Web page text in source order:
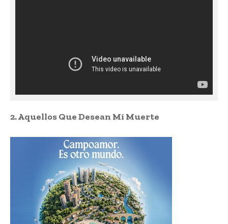
2. Aquellos Que Desean Mi Muerte